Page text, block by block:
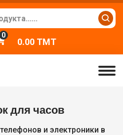
0
0.00TMT
для часов
и электроники в